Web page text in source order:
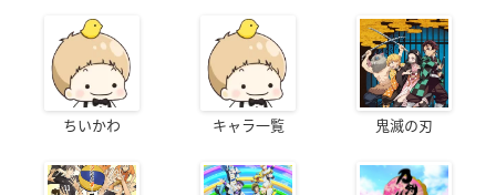
ちいかわ キャラ一覧 鬼滅の刃